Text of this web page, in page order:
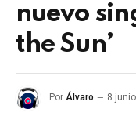
nuevo
the Sun’
Por Álvaro 8